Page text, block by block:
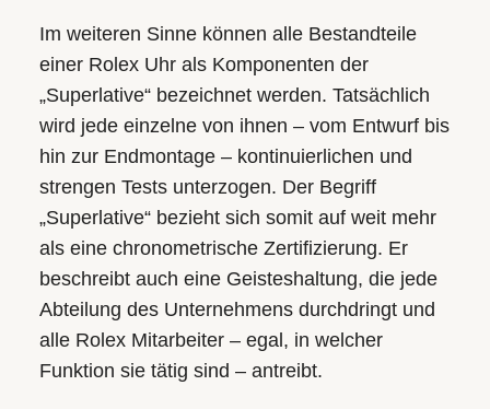
Im weiteren Sinne können alle Bestandteile
einer Rolex Uhr als Komponenten der
„Superlative“ bezeichnet werden. Tatsächlich
wird jede einzelne von ihnen – vom Entwurf bis
hin zur Endmontage – kontinuierlichen und
strengen Tests unterzogen. Der Begriff
„Superlative“ bezieht sich somit auf weit mehr
als eine chronometrische Zertifizierung. Er
beschreibt auch eine Geisteshaltung, die jede
Abteilung des Unternehmens durchdringt und
alle Rolex Mitarbeiter – egal, in welcher
Funktion sie tätig sind – antreibt.